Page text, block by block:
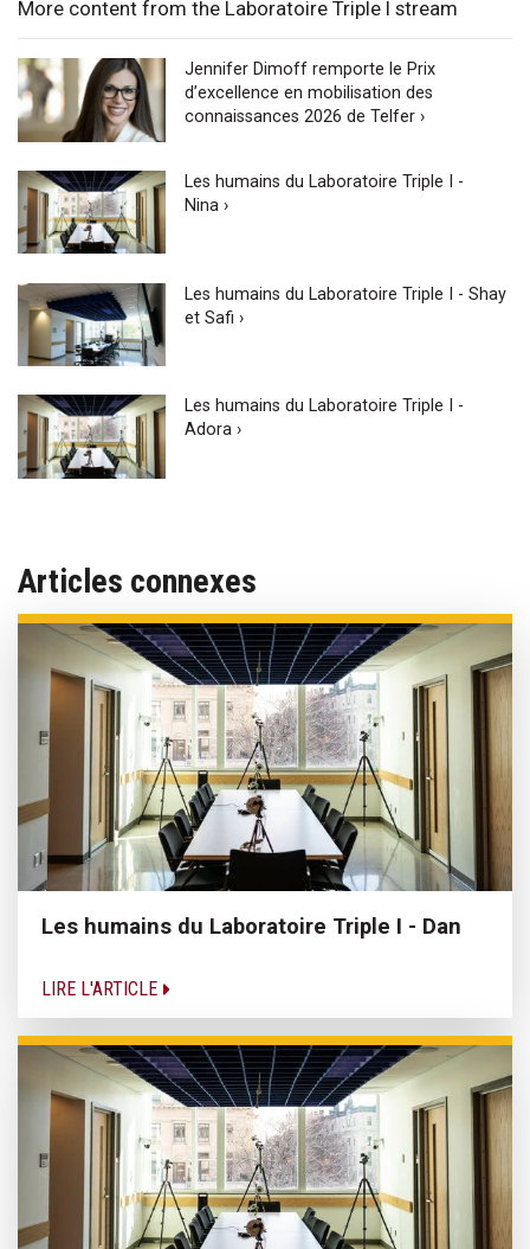
More content from the Laboratoire Triple I stream
Jennifer Dimoff remporte le Prix
d’excellence en mobilisation des
connaissances 2026 de Telfer ›
Les humains du Laboratoire Triple I -
Nina ›
Les humains du Laboratoire Triple I - Shay
et Safi ›
Les humains du Laboratoire Triple I -
Adora ›
Articles connexes
Les humains du Laboratoire Triple I - Dan
LIRE L'ARTICLE